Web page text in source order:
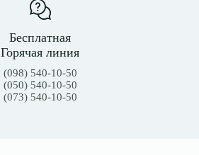
Бесплатная
Горячая линия
(098) 540-10-50
(050) 540-10-50
(073) 540-10-50